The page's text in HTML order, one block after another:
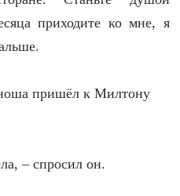
приходите ко мне, я
пришёл к Милтону
– спросил он.